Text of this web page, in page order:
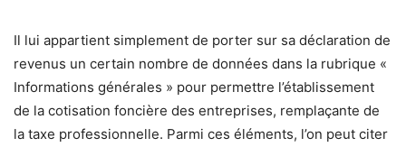
Il lui appartient simplement de porter sur sa déclaration de
revenus un certain nombre de données dans la rubrique «
Informations générales » pour permettre l’établissement
de la cotisation foncière des entreprises, remplaçante de
la taxe professionnelle. Parmi ces éléments, l’on peut citer